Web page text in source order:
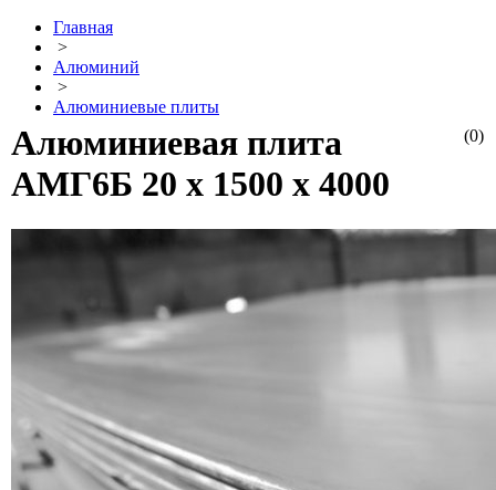
Главная
>
Алюминий
>
Алюминиевые плиты
(0)
Алюминиевая плита
АМГ6Б 20 х 1500 х 4000